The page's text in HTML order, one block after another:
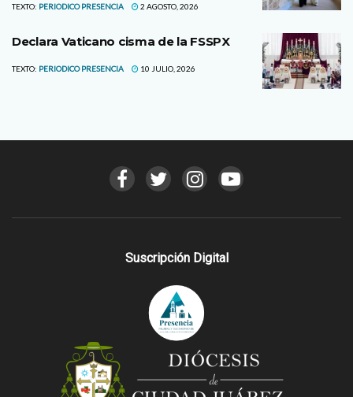
TEXTO: PERIODICO PRESENCIA 2 AGOSTO, 2026
Declara Vaticano cisma de la FSSPX
TEXTO: PERIODICO PRESENCIA 10 JULIO, 2026
Suscripción Digital